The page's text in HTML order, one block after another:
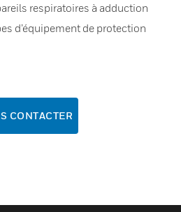
respiratoires à adduction
d’équipement de protection
CONTACTER